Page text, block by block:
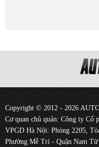
Copyright © 2012 - 2026
Cơ quan chủ quản: Công ty Cổ
VPGD Hà Nội: Phòng 2205,
Phường Mễ Trì - Quận Nam